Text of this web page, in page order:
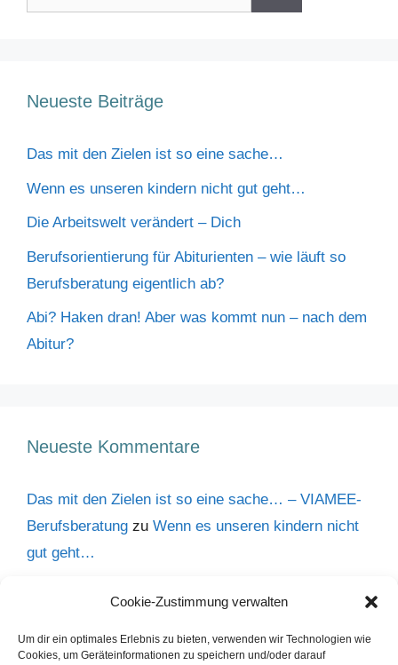
Cookie-Zustimmung verwalten
Um dir ein optimales Erlebnis zu bieten, verwenden wir Technologien wie
Cookies, um Geräteinformationen zu speichern und/oder darauf
nach:
Neueste Beiträge
Das mit den Zielen ist so eine sache…
Wenn es unseren kindern nicht gut geht…
Die Arbeitswelt verändert – Dich
Berufsorientierung für Abiturienten – wie läuft so
Berufsberatung eigentlich ab?
Abi? Haken dran! Aber was kommt nun – nach dem
Abitur?
Neueste Kommentare
Das mit den Zielen ist so eine sache… – VIAMEE-
Berufsberatung zu Wenn es unseren kindern nicht
gut geht…
Wenn es unseren kindern nicht gut geht…
Inken RevenstorffzuWarum ich es liebe,